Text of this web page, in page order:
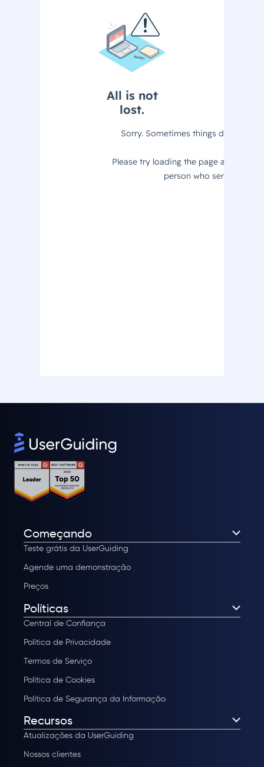
Começando
Teste grátis da UserGuiding
Agende uma demonstração
Preços
Políticas
Central de Confiança
Política de Privacidade
Termos de Serviço
Política de Cookies
Política de Segurança da Informação
Recursos
Atualizações da UserGuiding
Nossos clientes